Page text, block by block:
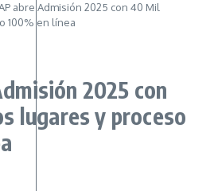
abre Admisión 2025 con 40 Mil
100% en línea
2025 con
lugares y proceso